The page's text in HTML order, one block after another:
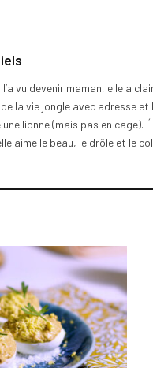
l’a vu devenir maman, elle a
la vie jongle avec adresse et
lionne (mais pas en cage).
aime le beau, le drôle et le